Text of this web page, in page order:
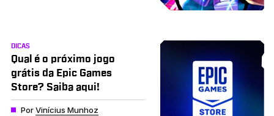
DICAS
Qual é o próximo jogo
grátis da Epic Games
Store? Saiba aqui!
PorVinícius Munhoz